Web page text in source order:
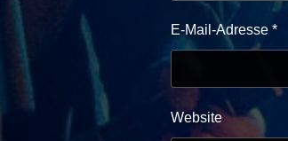
E-Mail-Adresse *
Website